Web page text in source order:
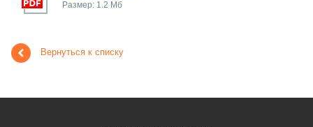
Размер: 1.2 Мб
Вернуться к списку